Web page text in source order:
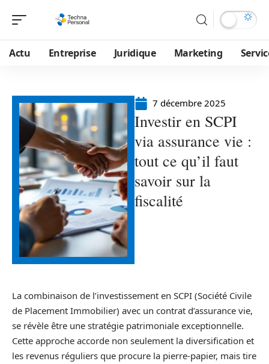
Actu Entreprise Juridique Marketing
7 décembre 2025
Investir en SCPI
via assurance vie :
tout ce qu’il faut
savoir sur la
fiscalité
La combinaison de l’investissement en SCPI (Société Civile
de Placement Immobilier) avec un contrat d’assurance vie,
se révèle être une stratégie patrimoniale exceptionnelle.
Cette approche accorde non seulement la diversification et
les revenus réguliers que procure la pierre-papier, mais tire